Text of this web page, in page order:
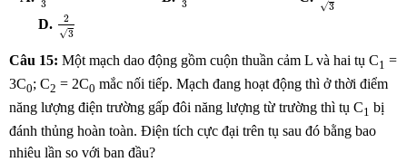
3 3 √3
D.
2
√3
3
Câu 15: Một mạch dao động gồm cuộn thuần cảm L và hai tụ C1 =
3C0; C2 = 2C0 mắc nối tiếp. Mạch đang hoạt động thì ở thời điểm
năng lượng điện trường gấp đôi năng lượng từ trường thì tụ C1 bị
đánh thủng hoàn toàn. Điện tích cực đại trên tụ sau đó bằng bao
nhiêu lần so với ban đầu?